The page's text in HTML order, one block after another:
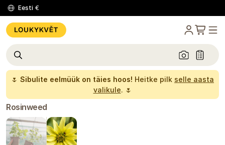
Eesti €
🌷 Sibulite eelmüük on täies hoos! Heitke pilk selle aasta
valikule. 🌷
Rosinweed